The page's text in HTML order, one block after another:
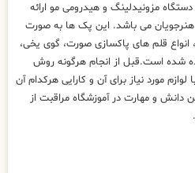
مزونیدلینگ و هیدرومی مو ارائه
می باشد. این پک ها به صورت
قلم های پاکسازی صورت، گوی یخی،
شده است.قبل از انجام هرگونه روش
مورد نیاز برای آن و کارایی هرکدام آن
دانش و مهارت در آموزشگاه مراقبت از